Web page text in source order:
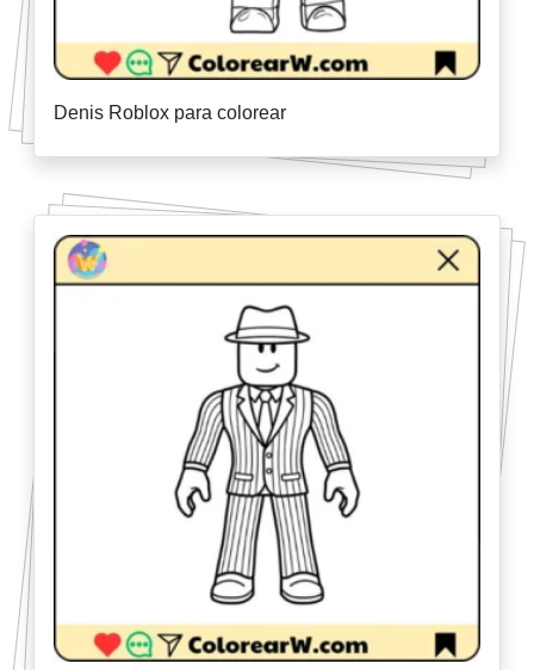
Denis Roblox para colorear